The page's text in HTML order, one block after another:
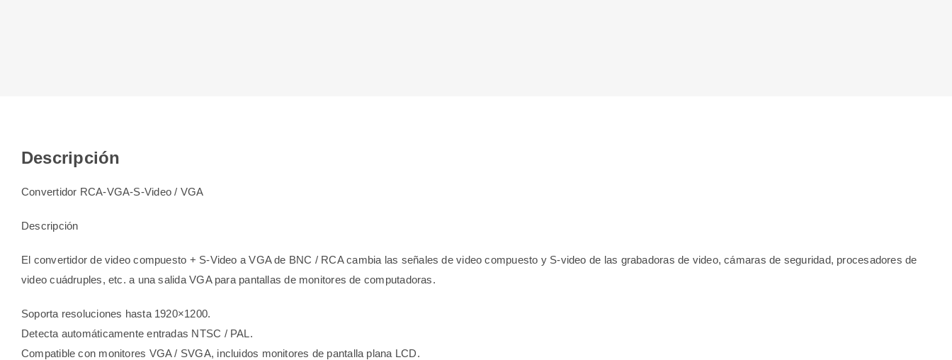
Descripción
Convertidor RCA-VGA-S-Video / VGA
Descripción
El convertidor de video compuesto + S-Video a VGA de BNC / RCA cambia las señales de video compuesto y S-video de las grabadoras de video, cámaras de seguridad, procesadores de
video cuádruples, etc. a una salida VGA para pantallas de monitores de computadoras.
Soporta resoluciones hasta 1920×1200.
Detecta automáticamente entradas NTSC / PAL.
Compatible con monitores VGA / SVGA, incluidos monitores de pantalla plana LCD.